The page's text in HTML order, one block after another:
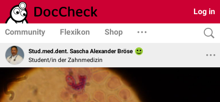
Log in
Community Flexikon Shop
Stud.med.dent. Sascha Alexander Bröse
Student/in der Zahnmedizin